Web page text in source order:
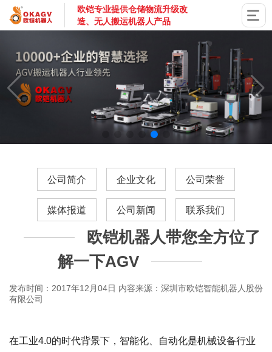
欧铠专业提供仓储物流升级改
造、无人搬运机器人产品
公司简介 企业文化 公司荣誉
媒体报道 公司新闻 联系我们
欧铠机器人带您全方位了
解一下AGV
发布时间：2017年12月04日 内容来源：深圳市欧铠智能机器人股份
有限公司
在工业4.0的时代背景下，智能化、自动化是机械设备行业